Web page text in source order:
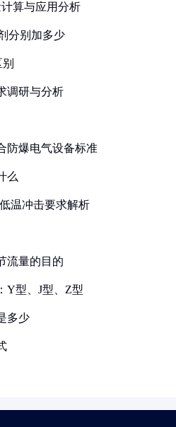
算与应用分析
分别加多少
调研与分析
防爆电气设备标准
么
温冲击要求解析
流量的目的
Y型、J型、Z型
多少